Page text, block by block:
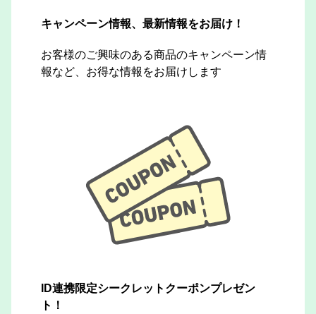
キャンペーン情報、最新情報をお届け！
お客様のご興味のある商品のキャンペーン情
報など、お得な情報をお届けします
ID連携限定シークレットクーポンプレゼン
ト！